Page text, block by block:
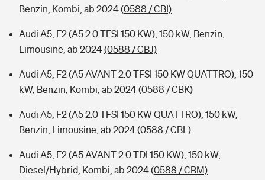
Benzin, Kombi, ab 2024(0588 / CBI)
Audi A5, F2 (A5 2.0 TFSI 150 KW), 150 kW, Benzin,
Limousine, ab 2024(0588 / CBJ)
Audi A5, F2 (A5 AVANT 2.0 TFSI 150 KW QUATTRO), 150
kW, Benzin, Kombi, ab 2024(0588 / CBK)
Audi A5, F2 (A5 2.0 TFSI 150 KW QUATTRO), 150 kW,
Benzin, Limousine, ab 2024(0588 / CBL)
Audi A5, F2 (A5 AVANT 2.0 TDI 150 KW), 150 kW,
Diesel/Hybrid, Kombi, ab 2024(0588 / CBM)